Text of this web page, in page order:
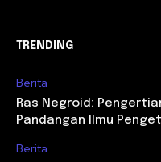
TRENDING
Berita
Ras Negroid:
Pandangan Ilmu
Berita